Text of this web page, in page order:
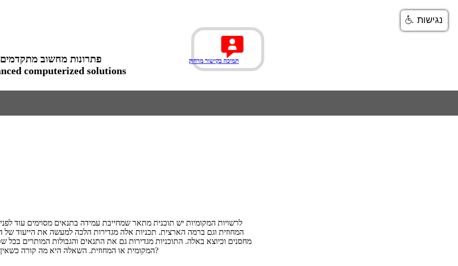
פתרונות מחשוב מתקדמים
computerized solutions
תמיכה בקישור מרחוק
לרשויות המקומיות יש תוכנית מתאר שמחייבת עמידה בתנאים מסוימים עוד
המחוזית וגם ברמה הארצית. תכניות אלה מגדירות הלכה למעשה את הייעוד
מחסנים וכיוצא באלה. התוכניות מגדירות גם את התנאים והגבולות המותרים
המקומית או המחוזית. השאלה היא מה קורה כשאין התאמה בין תכנון היזם ובין התב"ע? האם וכיצד ניתן לעשות שינוי תב"ע?
נגישות